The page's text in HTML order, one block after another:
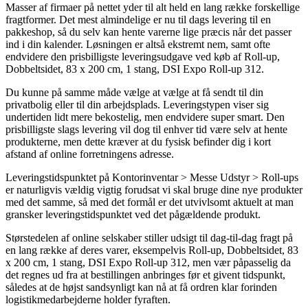
Masser af firmaer på nettet yder til alt held en lang række forskellige
fragtformer. Det mest almindelige er nu til dags levering til en
pakkeshop, så du selv kan hente varerne lige præcis når det passer
ind i din kalender. Løsningen er altså ekstremt nem, samt ofte
endvidere den prisbilligste leveringsudgave ved køb af Roll-up,
Dobbeltsidet, 83 x 200 cm, 1 stang, DSI Expo Roll-up 312.
Du kunne på samme måde vælge at vælge at få sendt til din
privatbolig eller til din arbejdsplads. Leveringstypen viser sig
undertiden lidt mere bekostelig, men endvidere super smart. Den
prisbilligste slags levering vil dog til enhver tid være selv at hente
produkterne, men dette kræver at du fysisk befinder dig i kort
afstand af online forretningens adresse.
Leveringstidspunktet på Kontorinventar > Messe Udstyr > Roll-ups
er naturligvis vældig vigtig forudsat vi skal bruge dine nye produkter
med det samme, så med det formål er det utvivlsomt aktuelt at man
gransker leveringstidspunktet ved det pågældende produkt.
Størstedelen af online selskaber stiller udsigt til dag-til-dag fragt på
en lang række af deres varer, eksempelvis Roll-up, Dobbeltsidet, 83
x 200 cm, 1 stang, DSI Expo Roll-up 312, men vær påpasselig da
det regnes ud fra at bestillingen anbringes før et givent tidspunkt,
således at de højst sandsynligt kan nå at få ordren klar forinden
logistikmedarbejderne holder fyraften.